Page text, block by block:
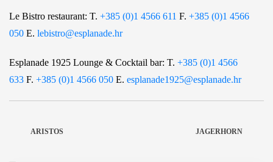
Le Bistro restaurant: T. +385 (0)1 4566 611 F. +385 (0)1 4566
050 E. lebistro@esplanade.hr
Esplanade 1925 Lounge & Cocktail bar: T. +385 (0)1 4566
633 F. +385 (0)1 4566 050 E. esplanade1925@esplanade.hr
ARISTOS JAGERHORN